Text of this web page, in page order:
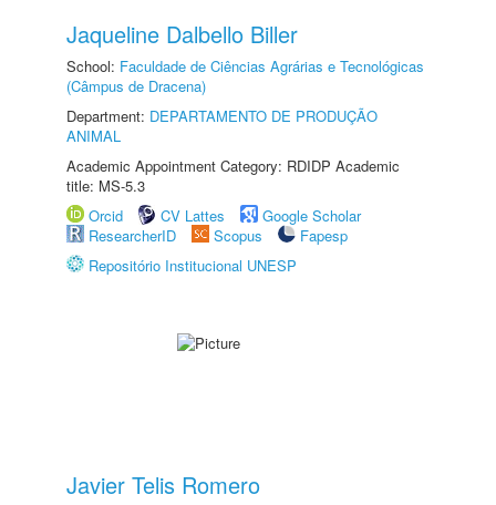
Jaqueline Dalbello Biller
School: Faculdade de Ciências Agrárias e Tecnológicas
(Câmpus de Dracena)
Department: DEPARTAMENTO DE PRODUÇÃO
ANIMAL
Academic Appointment Category: RDIDP Academic
title: MS-5.3
Orcid
CV Lattes
Google Scholar
ResearcherID
Scopus
Fapesp
Repositório Institucional UNESP
Javier Telis Romero